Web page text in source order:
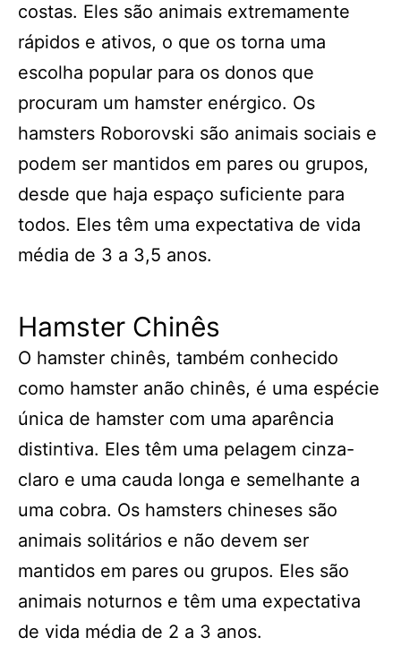
costas. Eles são animais extremamente
rápidos e ativos, o que os torna uma
escolha popular para os donos que
procuram um hamster enérgico. Os
hamsters Roborovski são animais sociais e
podem ser mantidos em pares ou grupos,
desde que haja espaço suficiente para
todos. Eles têm uma expectativa de vida
média de 3 a 3,5 anos.
Hamster Chinês
O hamster chinês, também conhecido
como hamster anão chinês, é uma espécie
única de hamster com uma aparência
distintiva. Eles têm uma pelagem cinza-
claro e uma cauda longa e semelhante a
uma cobra. Os hamsters chineses são
animais solitários e não devem ser
mantidos em pares ou grupos. Eles são
animais noturnos e têm uma expectativa
de vida média de 2 a 3 anos.